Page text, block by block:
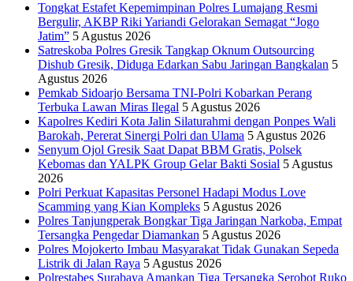
Tongkat Estafet Kepemimpinan Polres Lumajang Resmi
Bergulir, AKBP Riki Yariandi Gelorakan Semagat “Jogo
Jatim” 5 Agustus 2026
Satreskoba Polres Gresik Tangkap Oknum Outsourcing
Dishub Gresik, Diduga Edarkan Sabu Jaringan Bangkalan 5
Agustus 2026
Pemkab Sidoarjo Bersama TNI-Polri Kobarkan Perang
Terbuka Lawan Miras Ilegal 5 Agustus 2026
Kapolres Kediri Kota Jalin Silaturahmi dengan Ponpes Wali
Barokah, Pererat Sinergi Polri dan Ulama 5 Agustus 2026
Senyum Ojol Gresik Saat Dapat BBM Gratis, Polsek
Kebomas dan YALPK Group Gelar Bakti Sosial 5 Agustus
2026
Polri Perkuat Kapasitas Personel Hadapi Modus Love
Scamming yang Kian Kompleks 5 Agustus 2026
Polres Tanjungperak Bongkar Tiga Jaringan Narkoba, Empat
Tersangka Pengedar Diamankan 5 Agustus 2026
Polres Mojokerto Imbau Masyarakat Tidak Gunakan Sepeda
Listrik di Jalan Raya 5 Agustus 2026
Polrestabes Surabaya Amankan Tiga Tersangka Serobot Ruko